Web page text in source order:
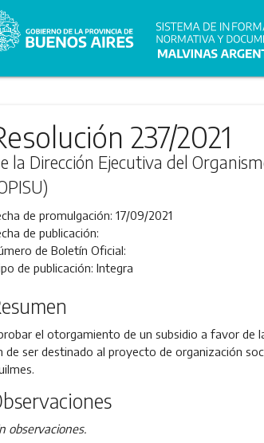
237/2021
la Dirección Ejecutiva del
de promulgación: 17/09/2021
de publicación:
de Boletín Oficial:
de publicación: Integra
el otorgamiento de un subsidio a favor de
de ser destinado al proyecto de organización
observaciones.